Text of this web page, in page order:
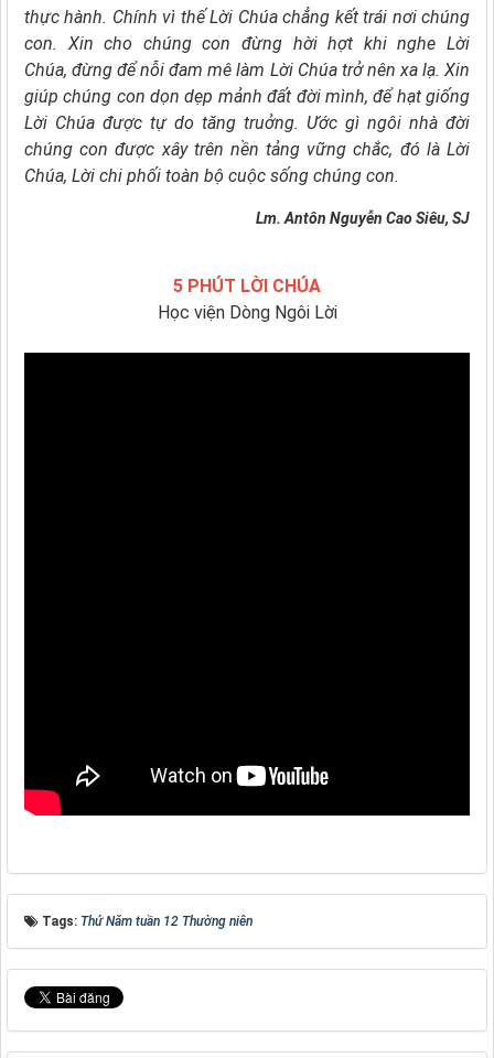
thực hành. Chính vì thếLời Chúa chẳng kết trái nơi chúng
con. Xin cho chúng conđừng hời hợt khi nghe Lời
Chúa,đừng để nỗi đam mê làm Lời Chúa trở nên xa lạ.Xin
giúp chúng con dọn dẹp mảnh đất đời mình,để hạt giống
Lời Chúa được tự do tăng truởng. Ước gì ngôi nhà đời
chúng conđược xây trên nền tảng vững chắc, đó là Lời
Chúa, Lời chi phối toàn bộ cuộc sống chúng con.
Lm. Antôn Nguyễn Cao Siêu, SJ
5 PHÚT LỜI CHÚA
Học viện Dòng Ngôi Lời
Tags: Thứ Năm tuần 12 Thường niên